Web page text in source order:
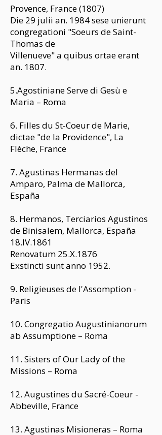
Provence, France (1807)
Die 29 julii an. 1984 sese unierunt
congregationi "Soeurs de Saint-
Thomas de
Villenueve" a quibus ortae erant
an. 1807.
5.Agostiniane Serve di Gesù e
Maria – Roma
6. Filles du St-Coeur de Marie,
dictae "de la Providence", La
Flèche, France
7. Agustinas Hermanas del
Amparo, Palma de Mallorca,
España
8. Hermanos, Terciarios Agustinos
de Binisalem, Mallorca, España
18.IV.1861
Renovatum 25.X.1876
Exstincti sunt anno 1952.
9. Religieuses de l'Assomption -
Paris
10. Congregatio Augustinianorum
ab Assumptione – Roma
11. Sisters of Our Lady of the
Missions – Roma
12. Augustines du Sacré-Coeur -
Abbeville, France
13. Agustinas Misioneras – Roma